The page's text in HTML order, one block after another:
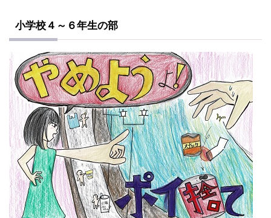
小学校４～６年生の部